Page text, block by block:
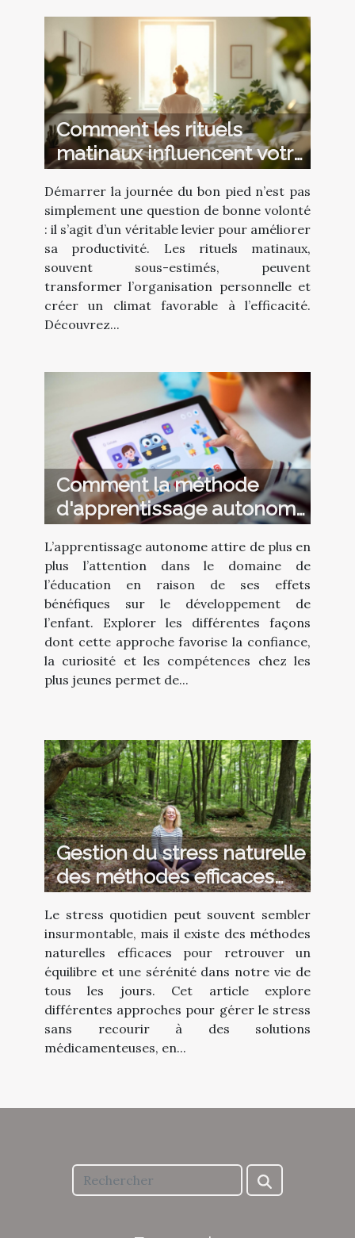
Comment les rituels
matinaux influencent votre
productivité?
Démarrer la journée du bon pied n’est pas
simplement une question de bonne volonté
: il s’agit d’un véritable levier pour améliorer
sa productivité. Les rituels matinaux,
souvent sous-estimés, peuvent
transformer l’organisation personnelle et
créer un climat favorable à l’efficacité.
Découvrez...
Comment la méthode
d'apprentissage autonome
favorise-t-elle le
développement de l'enfant
?
L’apprentissage autonome attire de plus en
plus l’attention dans le domaine de
l’éducation en raison de ses effets
bénéfiques sur le développement de
l’enfant. Explorer les différentes façons
dont cette approche favorise la confiance,
la curiosité et les compétences chez les
plus jeunes permet de...
Gestion du stress naturelle
des méthodes efficaces
pour un quotidien apaisé
Le stress quotidien peut souvent sembler
insurmontable, mais il existe des méthodes
naturelles efficaces pour retrouver un
équilibre et une sérénité dans notre vie de
tous les jours. Cet article explore
différentes approches pour gérer le stress
sans recourir à des solutions
médicamenteuses, en...